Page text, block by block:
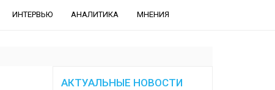
ИНТЕРВЬЮ АНАЛИТИКА МНЕНИЯ
АКТУАЛЬНЫЕ НОВОСТИ